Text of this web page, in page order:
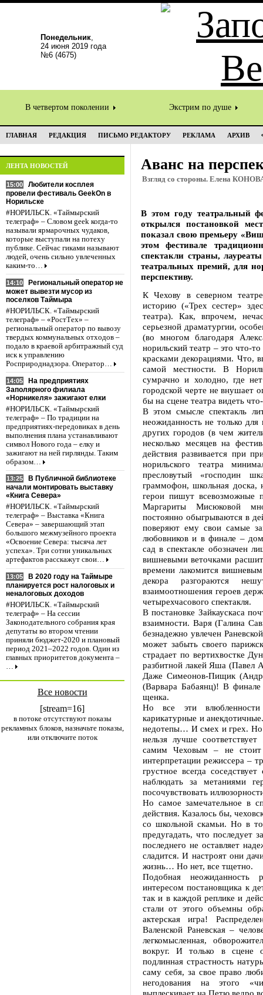
Понедельник,
24 июня 2019 года
№6 (4675)
В четвертом поколении Экстрим по душе
ГЛАВНАЯ РЕДАКЦИЯ ПИСЬМО РЕДАКТОРУ РЕКЛАМА АРХИВ
ЛЕНТА НОВОСТЕЙ
15:00
Любители косплея
провели фестиваль GeekOn в
Норильске
#НОРИЛЬСК. «Таймырский
телеграф» – Словом geek когда-то
называли ярмарочных чудаков,
которые выступали на потеху
публике. Сейчас гиками называют
людей, очень сильно увлеченных
каким-то…
14:10
Региональный оператор не
может вывезти мусор из
поселков Таймыра
#НОРИЛЬСК. «Таймырский
телеграф» – «РостТех» –
региональный оператор по вывозу
твердых коммунальных отходов –
подало в краевой арбитражный суд
иск к управлению
Росприроднадзора. Оператор…
14:05
На предприятиях
Заполярного филиала
«Норникеля» зажигают елки
#НОРИЛЬСК. «Таймырский
телеграф» – По традиции на
предприятиях-передовиках в день
выполнения плана устанавливают
символ Нового года – елку и
зажигают на ней гирлянды. Таким
образом…
13:25
В Публичной библиотеке
начали монтировать выставку
«Книга Севера»
#НОРИЛЬСК. «Таймырский
телеграф» – Выставка «Книга
Севера» – завершающий этап
большого межмузейного проекта
«Освоение Севера: тысяча лет
успеха». Три сотни уникальных
артефактов расскажут свои…
13:05
В 2020 году на Таймыре
планируется рост налоговых и
неналоговых доходов
#НОРИЛЬСК. «Таймырский
телеграф» – На сессии
Законодательного собрания края
депутаты во втором чтении
приняли бюджет-2020 и плановый
период 2021–2022 годов. Один из
главных приоритетов документа –
…
Все новости
[stream=16]
в потоке отсутствуют показы
рекламных блоков, назначьте показы,
или отключите поток
Аванс на
Взгляд со стороны. Елена
В этом году театральный
открылся постановкой
показал свою премьеру
этом фестивале
спектакли страны,
театральных премий, для
перспективу.
К Чехову в северном
историю («Трех сестер»
театра). Как, впрочем,
серьезной драматургии,
(во многом благодаря
норильский театр – это что-
красками декорациями. Что,
самой местности. В
сумрачно и холодно, где
городской черте не внушает
бы на сцене театра видеть
В этом смысле спектакль
неожиданность не только
других городов (в чем
несколько месяцев на
действия развивается при
норильского театра
пресловутый «господин
граммофон, школьная доска,
герои пишут всевозможные
Маргариты Мисюковой
постоянно обыгрываются в
поверяют ему свои самые
любовников и в финале –
сад в спектакле обозначен
вишневыми веточками расшит
времени лакомится
декора разгораются
взаимоотношения героев
четырехчасового спектакля.
В постановке Зайкаускаса
взаимности. Варя (Галина
безнадежно увлечен
может забыть своего
страдает по вертихвостке
разбитной лакей Яша (Павел
Даже Симеонов-Пищик
(Варвара Бабаянц)! В
щенка.
Но все эти
карикатурные и
недотепы… И смех и грех. Но
нельзя лучше
самим Чеховым – не стоит
интерпретации режиссера –
грустное всегда
наблюдать за метаниями
посочувствовать
Но самое замечательное в
действия. Казалось бы,
со школьной скамьи. Но в
предугадать, что последует
последнего не оставляет
сладится. И настроят они
жизнь… Но нет, все тщетно.
Подобная неожиданность
интересом постановщика к
так и в каждой реплике и
стали от этого объемны
актерская игра!
Валенской Раневская –
легкомысленная,
вокруг. И только в сцене
подлинная страстность
саму себя, за свое право
негодования на этого
выплескивает на Петю ведро